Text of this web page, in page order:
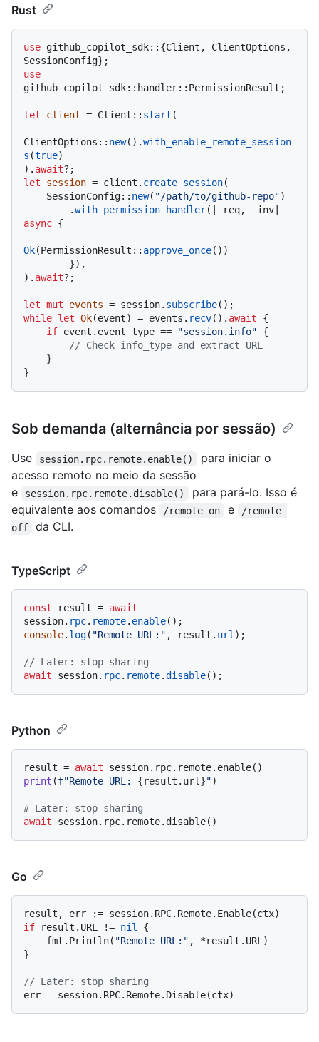
Rust
use github_copilot_sdk::{Client, ClientOptions,
use
github_copilot_sdk::handler::PermissionResult;
let client = Client:: start (
ClientOptions:: new().with_enable_remote_session
s (true)
). await
let
session = client. create_session(
    SessionConfig::
new( "/path/to/github-repo")
        .
with_permission_handler
async {
Ok(PermissionResult:: approve_once())
). await?;
let mut events = session. subscribe
while let Ok(event) = events. recv(). await {
if event.event_type == "session.info" {
// Check info_type and extract URL
Sob demanda (alternância por sessão)
Use session.rpc.remote.enable()
para iniciar o
acesso remoto no meio da sessão
e
session.rpc.remote.disable()
para pará-lo. Isso é
equivalente aos comandos
/remote on e
/remote
off
da CLI.
TypeScript
const result = await
session. rpc. remote. enable
console. log( "Remote URL:" , result. url);
// Later: stop sharing
await session. rpc. remote.disable
Python
result = await
print (f"Remote URL: {result.url}")
# Later: stop sharing
await
Go
if result.URL != nil {
    fmt.Println(
"Remote URL:" , *result.URL)
}
// Later: stop sharing